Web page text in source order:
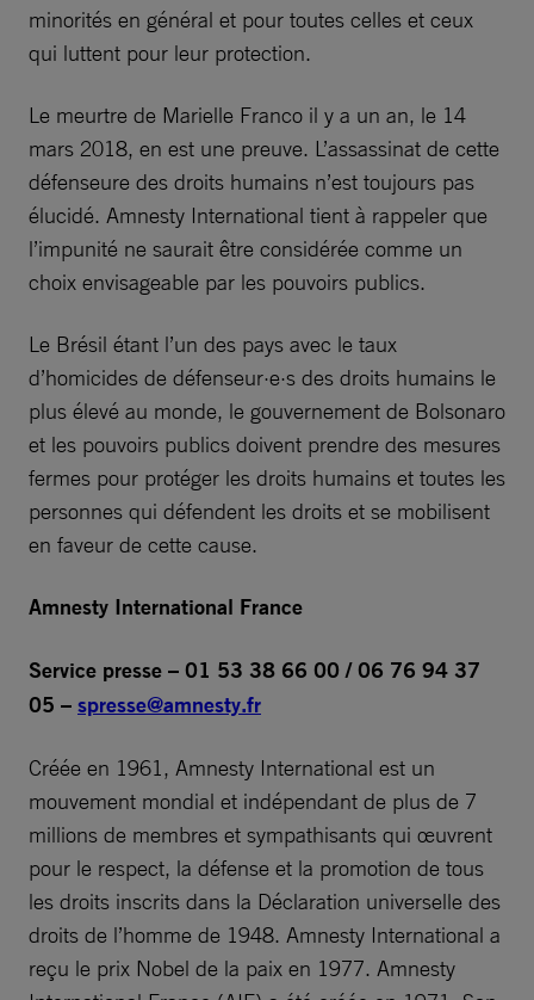
minorités en général et pour toutes celles et ceux
qui luttent pour leur protection.
Le meurtre de Marielle Franco il y a un an, le 14
mars 2018, en est une preuve. L’assassinat de cette
défenseure des droits humains n’est toujours pas
élucidé. Amnesty International tient à rappeler que
l’impunité ne saurait être considérée comme un
choix envisageable par les pouvoirs publics.
Le Brésil étant l’un des pays avec le taux
d’homicides de défenseur·e·s des droits humains le
plus élevé au monde, le gouvernement de Bolsonaro
et les pouvoirs publics doivent prendre des mesures
fermes pour protéger les droits humains et toutes les
personnes qui défendent les droits et se mobilisent
en faveur de cette cause.
Amnesty International France
Service presse – 01 53 38 66 00 / 06 76 94 37
05 – spresse@amnesty.fr
Créée en 1961, Amnesty International est un
mouvement mondial et indépendant de plus de 7
millions de membres et sympathisants qui œuvrent
pour le respect, la défense et la promotion de tous
les droits inscrits dans la Déclaration universelle des
droits de l’homme de 1948. Amnesty International a
reçu le prix Nobel de la paix en 1977. Amnesty